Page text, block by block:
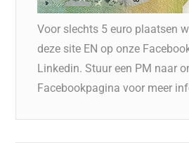
Voor slechts 5 euro plaatsen
deze site EN op onze
Linkedin. Stuur een PM naar
Facebookpagina voor meer